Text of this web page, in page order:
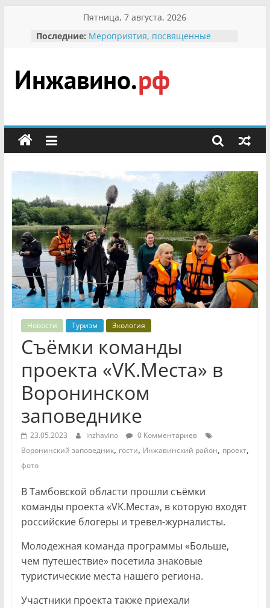
содержимому
Пятница, 7 августа, 2026
Последние: Мероприятия, посвященные
гражданин Инжавинского округа»
участнице Великой
Отечественной, фронтовичке
Безопасность в сети Интернет
мероприятии «Сохраним
первоцветы!»
В вольере Воронинского
заповедника родились крапчатые
суслики
Инжавино.рф
сельский
портал
Новости Туризм Экология
Съёмки команды
проекта «VK.Места» в
Воронинском
заповеднике
23.05.2023 inzhavino
0 Комментариев
Воронинский заповедник, гости, Инжавинский район, проект,
фото
В Тамбовской области прошли съёмки
команды проекта «VK.Места», в которую входят
российские блогеры и тревел-журналисты.
Молодежная команда программы «Больше,
чем путешествие» посетила знаковые
туристические места нашего региона.
Участники проекта также приехали